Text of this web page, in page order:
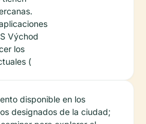
Východ
los
(
disponible en los
designados de la ciudad;